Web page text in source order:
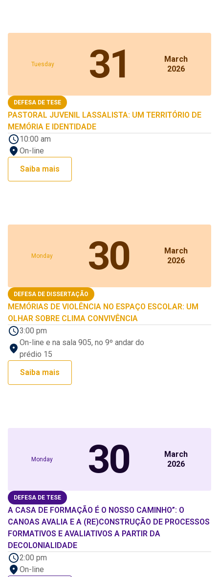
Tuesday 31
March
2026
DEFESA DE TESE
PASTORAL JUVENIL LASSALISTA: UM TERRITÓRIO DE
MEMÓRIA E IDENTIDADE
10:00 am
On-line
Saiba mais
Monday 30
March
2026
DEFESA DE DISSERTAÇÃO
MEMÓRIAS DE VIOLÊNCIA NO ESPAÇO ESCOLAR: UM
OLHAR SOBRE CLIMA CONVIVÊNCIA
3:00 pm
On-line e na sala 905, no 9º andar do
prédio 15
Saiba mais
Monday 30
March
2026
DEFESA DE TESE
A CASA DE FORMAÇÃO É O NOSSO CAMINHO”: O
CANOAS AVALIA E A (RE)CONSTRUÇÃO DE PROCESSOS
FORMATIVOS E AVALIATIVOS A PARTIR DA
DECOLONIALIDADE
2:00 pm
On-line